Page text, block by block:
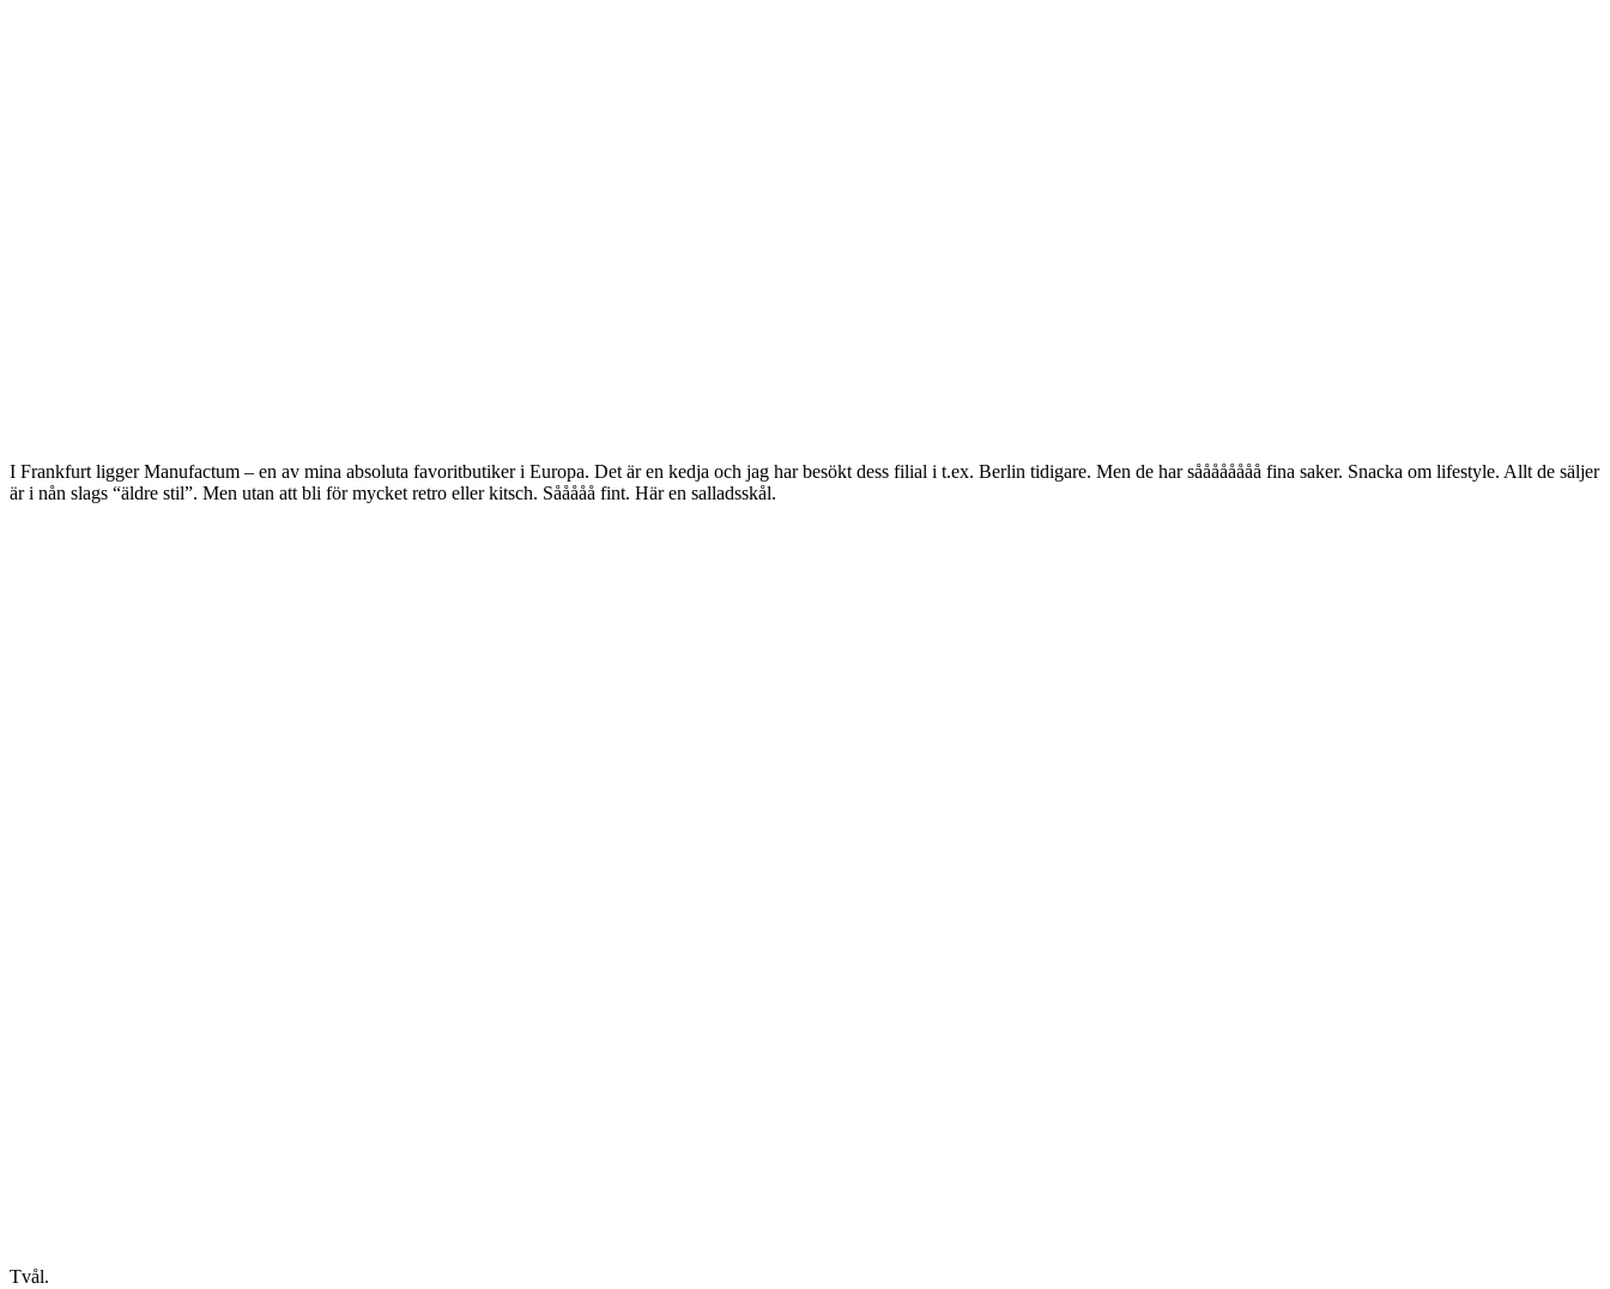
I Frankfurt ligger Manufactum – en av mina absoluta favoritbutiker i Europa. Det är en kedja och jag har besökt dess filial i t.ex. Berlin tidigare. Men de har såååååååå fina saker. Snacka om lifestyle. Allt de säljer
är i nån slags “äldre stil”. Men utan att bli för mycket retro eller kitsch. Sååååå fint. Här en salladsskål.
Tvål.